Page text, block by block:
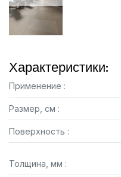
Характеристики:
Применение :
Размер, см :
Поверхность :
Толщина, мм :